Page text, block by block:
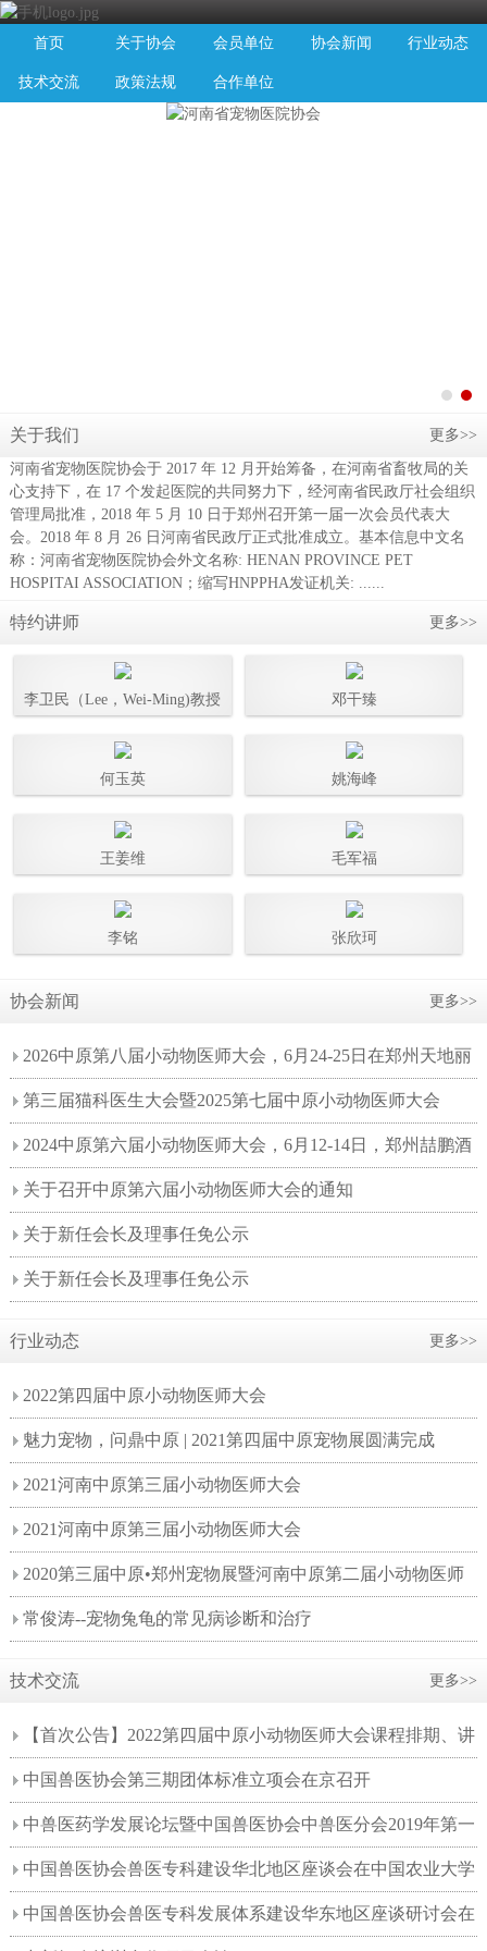
首页 关于协会 会员单位 协会新闻 行业动态
技术交流 政策法规 合作单位
关于我们 更多>>
河南省宠物医院协会于 2017 年 12 月开始筹备，在河南省畜牧局的关
心支持下，在 17 个发起医院的共同努力下，经河南省民政厅社会组织
管理局批准，2018 年 5 月 10 日于郑州召开第一届一次会员代表大
会。2018 年 8 月 26 日河南省民政厅正式批准成立。基本信息中文名
称：河南省宠物医院协会外文名称: HENAN PROVINCE PET
HOSPITAI ASSOCIATION；缩写HNPPHA发证机关: ......
特约讲师 更多>>
李卫民（Lee，Wei-Ming)教授 邓干臻
何玉英 姚海峰
王姜维 毛军福
李铭 张欣珂
协会新闻 更多>>
2026中原第八届小动物医师大会，6月24-25日在郑州天地丽
笙酒店如期举办！
第三届猫科医生大会暨2025第七届中原小动物医师大会
2024中原第六届小动物医师大会，6月12-14日，郑州喆鹏酒
店举办！
关于召开中原第六届小动物医师大会的通知
关于新任会长及理事任免公示
关于新任会长及理事任免公示
行业动态 更多>>
2022第四届中原小动物医师大会
魅力宠物，问鼎中原 | 2021第四届中原宠物展圆满完成
2021河南中原第三届小动物医师大会
2021河南中原第三届小动物医师大会
2020第三届中原•郑州宠物展暨河南中原第二届小动物医师
大会会后报告
常俊涛--宠物兔龟的常见病诊断和治疗
技术交流 更多>>
【首次公告】2022第四届中原小动物医师大会课程排期、讲
师阵容首次公告！
中国兽医协会第三期团体标准立项会在京召开
中兽医药学发展论坛暨中国兽医协会中兽医分会2019年第一
次工作会议在兰州召开
中国兽医协会兽医专科建设华北地区座谈会在中国农业大学
动物医学院召开
中国兽医协会兽医专科发展体系建设华东地区座谈研讨会在